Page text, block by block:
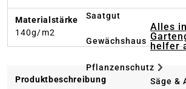
Saatgut
Gewächshaus
Pflanzenschutz
Alles in
helfer
Säge &
Materialstärke
140g/m2
Produktbeschreibung